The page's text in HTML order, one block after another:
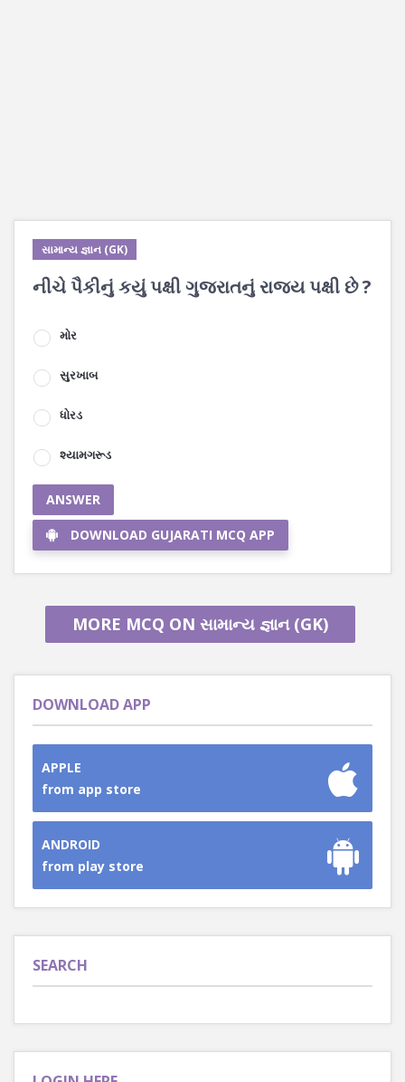
સામાન્ય જ્ઞાન (GK)
નીચે પૈકીનું કયું પક્ષી ગુજરાતનું રાજ્ય પક્ષી છે ?
મોર
સુરખાબ
ધોરડ
શ્યામગરૂડ
ANSWER
DOWNLOAD GUJARATI MCQ APP
MORE MCQ ON સામાન્ય જ્ઞાન (GK)
DOWNLOAD APP
APPLE
from app store
ANDROID
from play store
SEARCH